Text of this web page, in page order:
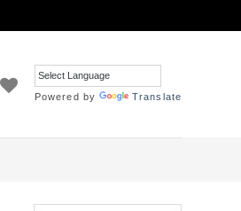
Powered by Translate